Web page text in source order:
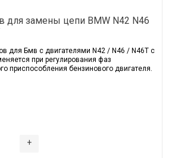
для замены цепи BMW N42 N46
для Бмв с двигателями N42 / N46 / N46T с
при регулирования фаз
приспособления бензинового двигателя.
+